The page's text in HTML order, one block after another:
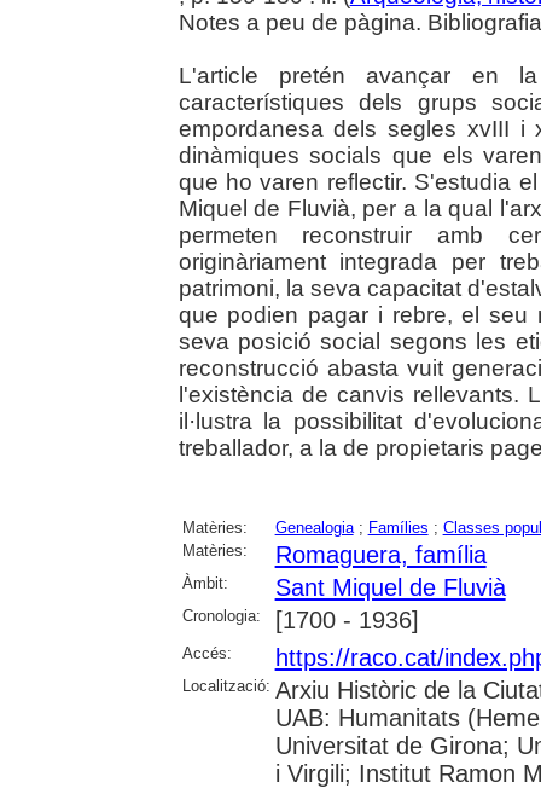
Notes a peu de pàgina.
L'article pretén avançar en
característiques dels grups
empordanesa dels segles xvIII i
dinàmiques socials que els
que ho varen reflectir. S'estudia
Miquel de Fluvià, per a la qual
permeten reconstruir amb
originàriament integrada per
patrimoni, la seva capacitat
que podien pagar i rebre, el seu
seva posició social segons les
reconstrucció abasta vuit
l'existència de canvis rellevants.
il·lustra la possibilitat
treballador, a la de propietaris
Matèries: Genealogia; Famílies ; Classes
Matèries:
Romaguera, família
Àmbit: Sant Miquel de Fluvià
Cronologia: [1700 - 1936]
Accés: https://raco.cat/
Localització: Arxiu Històric de la
UAB: Humanitats
Universitat de Girona;
i Virgili; Institut Ramon